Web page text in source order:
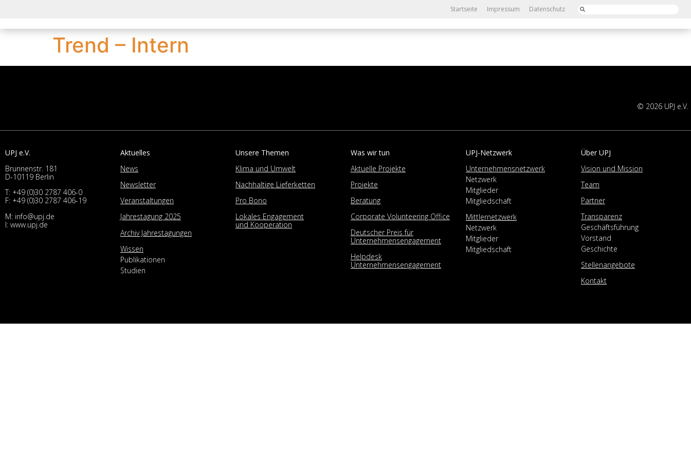
Startseite Impressum Datenschutz
Trend – Intern
© 2026 UPJ e.V.
UPJ e.V.
Brunnenstr. 181
D-10119 Berlin
T: +49 (0)30 2787 406-0
F: +49 (0)30 2787 406-19
M: info@upj.de
I: www.upj.de
Aktuelles
News
Newsletter
Veranstaltungen
Jahrestagung 2025
Archiv Jahrestagungen
Wissen
Publikationen
Studien
Unsere Themen
Klima und Umwelt
Nachhaltige Lieferketten
Pro Bono
Lokales Engagement
und Kooperation
Was wir tun
Aktuelle Projekte
Projekte
Beratung
Corporate Volunteering Office
Deutscher Preis für
Unternehmensengagement
Helpdesk
Unternehmensengagement
UPJ-Netzwerk
Unternehmensnetzwerk
Netzwerk
Mitglieder
Mitgliedschaft
Mittlernetzwerk
Netzwerk
Mitglieder
Mitgliedschaft
Über UPJ
Vision und Mission
Team
Partner
Transparenz
Geschäftsführung
Vorstand
Geschichte
Stellenangebote
Kontakt